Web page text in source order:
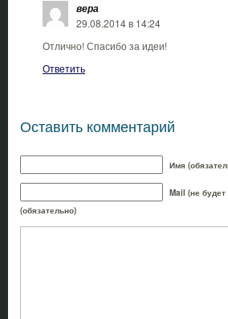
вера
29.08.2014 в 14:24
Отлично! Спасибо за идеи!
Ответить
Оставить комментарий
Имя
Mail (не
(обязательно)